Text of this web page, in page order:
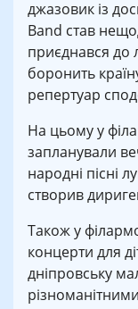
джазовик із
Band став
приєднався до
боронить
репертуар
На цьому у
запланували
народні пісні
створив
Також у
концерти для
дніпровську